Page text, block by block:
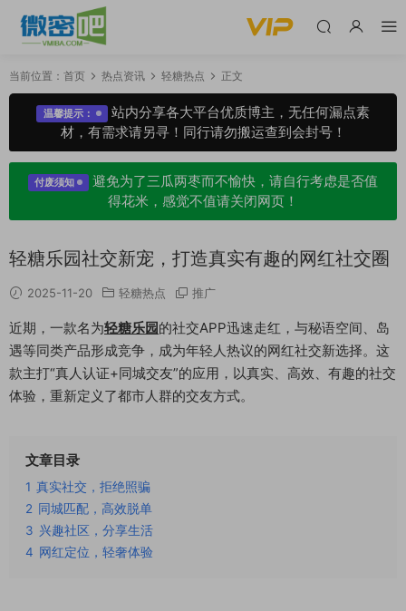
当前位置： 首页 热点资讯 轻糖热点 正文
温馨提示：
站内分享各大平台优质博主，无任何漏点素
材，有需求请另寻！同行请勿搬运查到会封号！
付废须知
避免为了三瓜两枣而不愉快，请自行考虑是否值
得花米，感觉不值请关闭网页！
轻糖乐园社交新宠，打造真实有趣的网红社交圈
2025-11-20 轻糖热点 推广
近期，一款名为轻糖乐园的社交APP迅速走红，与秘语空间、岛
遇等同类产品形成竞争，成为年轻人热议的网红社交新选择。这
款主打“真人认证+同城交友”的应用，以真实、高效、有趣的社交
体验，重新定义了都市人群的交友方式。
文章目录
1 真实社交，拒绝照骗
2 同城匹配，高效脱单
3 兴趣社区，分享生活
4 网红定位，轻奢体验